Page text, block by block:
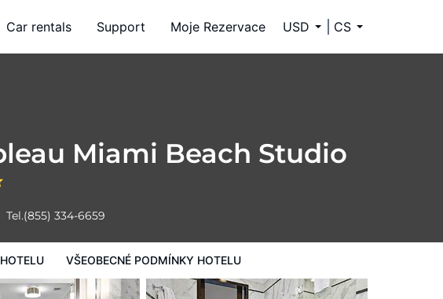
Car rentals Support Moje Rezervace USD CS
Miami Beach Studio
Tel.(855) 334-6659
VŠEOBECNÉ PODMÍNKY HOTELU
hotelu